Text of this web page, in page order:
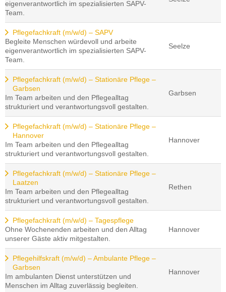
eigenverantwortlich im spezialisierten SAPV-
Team.
Pflegefachkraft (m/w/d) – SAPV
Begleite Menschen würdevoll und arbeite
eigenverantwortlich im spezialisierten SAPV-
Team.
Seelze
Pflegefachkraft (m/w/d) – Stationäre Pflege –
Garbsen
Im Team arbeiten und den Pflegealltag
strukturiert und verantwortungsvoll gestalten.
Garbsen
Pflegefachkraft (m/w/d) – Stationäre Pflege –
Hannover
Im Team arbeiten und den Pflegealltag
strukturiert und verantwortungsvoll gestalten.
Hannover
Pflegefachkraft (m/w/d) – Stationäre Pflege –
Laatzen
Im Team arbeiten und den Pflegealltag
strukturiert und verantwortungsvoll gestalten.
Rethen
Pflegefachkraft (m/w/d) – Tagespflege
Ohne Wochenenden arbeiten und den Alltag
unserer Gäste aktiv mitgestalten.
Hannover
Pflegehilfskraft (m/w/d) – Ambulante Pflege –
Garbsen
Im ambulanten Dienst unterstützen und
Menschen im Alltag zuverlässig begleiten.
Hannover